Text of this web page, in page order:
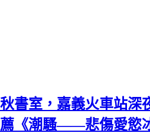
秋書室，嘉義火車站深
薦《潮騷——悲傷愛慾